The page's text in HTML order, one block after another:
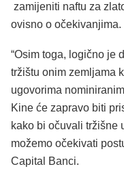
zamijeniti naftu za
ovisno o očekivanjima.
“Osim toga, logično je
tržištu onim zemljama
ugovorima
Kine će zapravo biti
kako bi očuvali tržišne
možemo očekivati
Capital Banci.